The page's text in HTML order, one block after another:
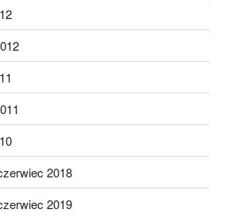
2018
2019